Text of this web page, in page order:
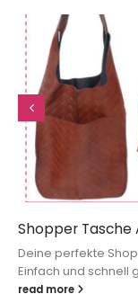
Shopper Tasche
Deine perfekte
Einfach und schnell
read more